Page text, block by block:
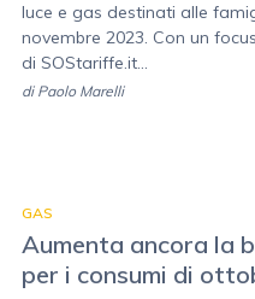
luce e gas destinati alle
novembre 2023. Con un
di SOStariffe.it...
di Paolo Marelli
GAS
Aumenta ancora la
per i consumi di